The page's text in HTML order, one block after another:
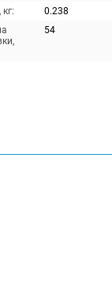
0.238
54